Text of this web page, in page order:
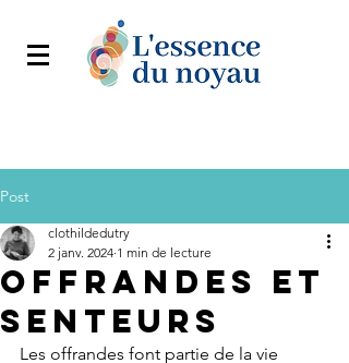
Post
Offrandes et
senteurs
clothildedutry
2 janv. 2024 1 min de lecture
Les offrandes font partie de la vie